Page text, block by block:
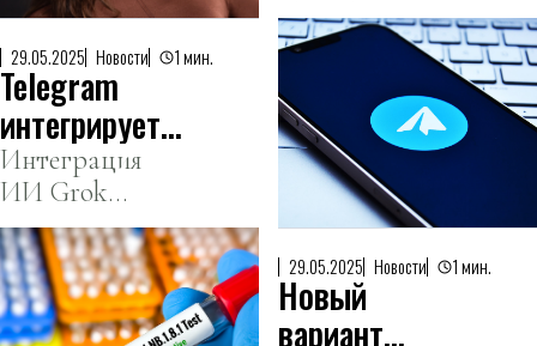
1 миллиард
долларов
Rhode за
рекордную
29.05.2025 Новости 1 мин.
Telegram
интегрирует
ИИ от xAI
Маска
Интеграция
ИИ Grok
обещает новые
возможности
для миллиарда
пользователей
29.05.2025 Новости 1 мин.
Новый
вариант